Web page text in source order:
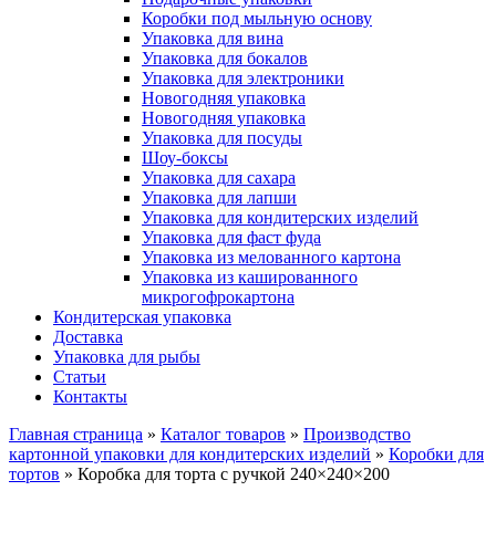
Коробки под мыльную основу
Упаковка для вина
Упаковка для бокалов
Упаковка для электроники
Новогодняя упаковка
Новогодняя упаковка
Упаковка для посуды
Шоу-боксы
Упаковка для сахара
Упаковка для лапши
Упаковка для кондитерских изделий
Упаковка для фаст фуда
Упаковка из мелованного картона
Упаковка из кашированного
микрогофрокартона
Кондитерская упаковка
Доставка
Упаковка для рыбы
Статьи
Контакты
Главная страница » Каталог товаров » Производство
картонной упаковки для кондитерских изделий » Коробки для
тортов » Коробка для торта с ручкой 240×240×200